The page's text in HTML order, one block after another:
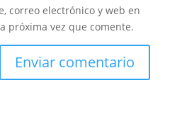
correo electrónico y web en
próxima vez que comente.